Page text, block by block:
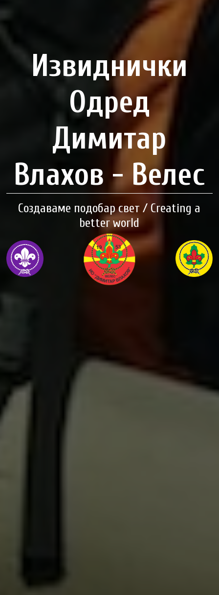
Извиднички
Одред
Димитар
Влахов - Велес
Создаваме подобар свет / Creating a
better world